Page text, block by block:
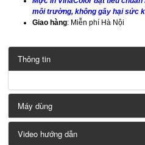
môi trường, không gây hại sức
Giao hàng: Miễn phí Hà Nội
Thông tin
Máy dùng
Video hướng dẫn